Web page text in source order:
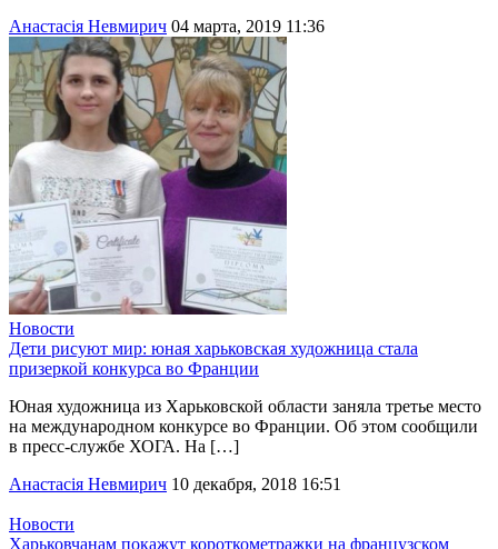
Анастасія Невмирич 04 марта, 2019 11:36
Новости
Дети рисуют мир: юная харьковская художница стала
призеркой конкурса во Франции
Юная художница из Харьковской области заняла третье место
на международном конкурсе во Франции. Об этом сообщили
в пресс-службе ХОГА. На […]
Анастасія Невмирич 10 декабря, 2018 16:51
Новости
Харьковчанам покажут короткометражки на французском